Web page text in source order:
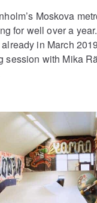
Moskova
for well over a
in March
session with Mika